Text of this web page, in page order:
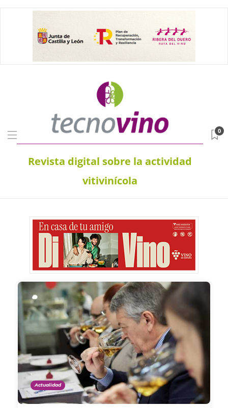
Revista digital sobre la actividad
vitivinícola
0
Actualidad